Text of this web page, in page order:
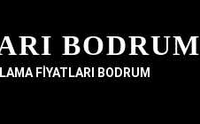
BODRUM
FİYATLARI BODRUM